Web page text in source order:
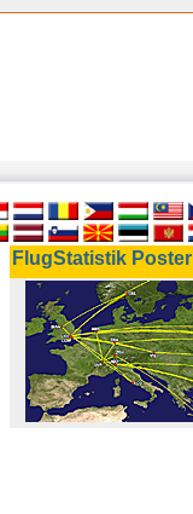
FlugStatistik Poster